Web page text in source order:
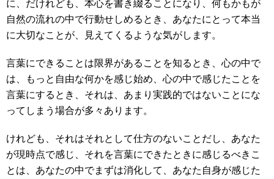
に、だけれども、本心を書き綴ることになり、何もかもが
自然の流れの中で行動せしめるとき、あなたにとって本当
に大切なことが、見えてくるような気がします。
言葉にできることは限界があることを知るとき、心の中で
は、もっと自由な何かを感じ始め、心の中で感じたことを
言葉にするとき、それは、あまり実践的ではないことにな
ってしまう場合が多々あります。
けれども、それはそれとして仕方のないことだし、あなた
が現時点で感じ、それを言葉にできたときに感じるべきこ
とは、あなたの中でまずは消化して、あなた自身が感じた